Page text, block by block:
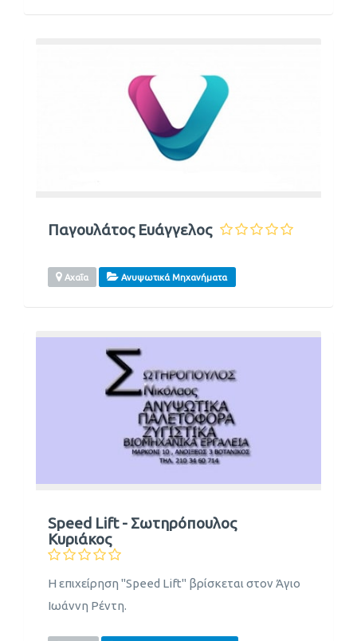
Παγουλάτος Ευάγγελος
Αχαΐα Ανυψωτικά Μηχανήματα
Speed Lift - Σωτηρόπουλος
Κυριάκος
Η επιχείρηση "Speed Lift" βρίσκεται στον Άγιο
Ιωάννη Ρέντη.